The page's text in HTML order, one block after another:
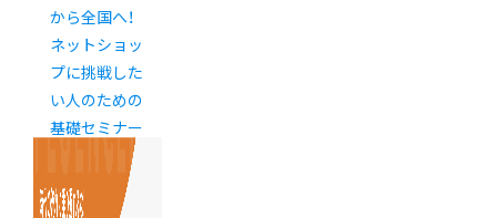
から全国へ！
ネットショッ
プに挑戦した
い人のための
基礎セミナー